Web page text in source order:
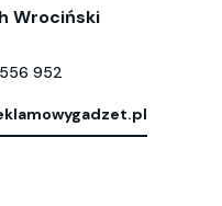
Wrociński
952